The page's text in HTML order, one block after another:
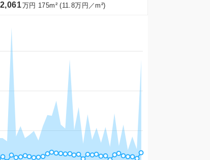
2,061万円 175m² (11.8万円／m²)